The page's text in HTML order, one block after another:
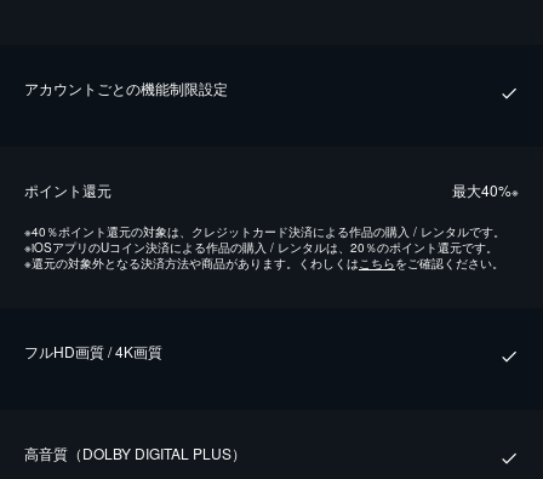
アカウントごとの機能制限設定
ポイント還元 最⼤40%※
※40％ポイント還元の対象は、クレジットカード決済による作品の購入 / レンタルです。
※iOSアプリのUコイン決済による作品の購入 / レンタルは、20％のポイント還元です。
※還元の対象外となる決済方法や商品があります。くわしくは こちらをご確認ください。
フルHD画質 / 4K画質
⾼⾳質（DOLBY DIGITAL PLUS）